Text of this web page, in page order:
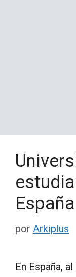
España
por Arkiplus
En España,